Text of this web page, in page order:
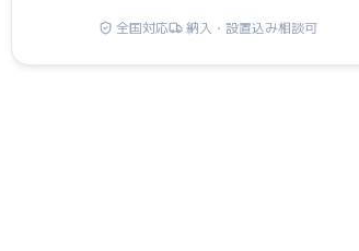
全国対応 納入・設置込み相談可